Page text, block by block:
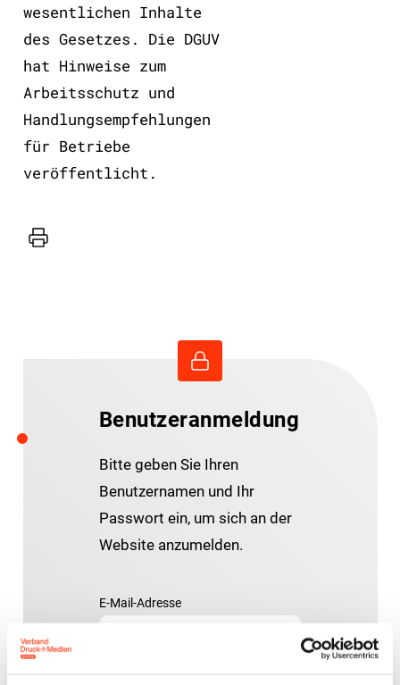
wesentlichen Inhalte
des Gesetzes. Die DGUV
hat Hinweise zum
Arbeitsschutz und
Handlungsempfehlungen
für Betriebe
veröffentlicht.
Drucker
Benutzeranmeldung
Bitte geben Sie Ihren
Benutzernamen und Ihr
Passwort ein, um sich an der
Website anzumelden.
E-Mail-Adresse
Passwort: